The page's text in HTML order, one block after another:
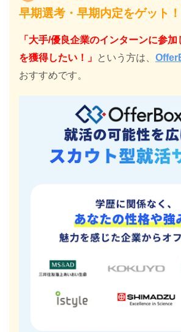
早期選考・早期内定をゲット！
「大手/優良企業のインターンに参
を獲得したい！」 という方は、
おすすめです。